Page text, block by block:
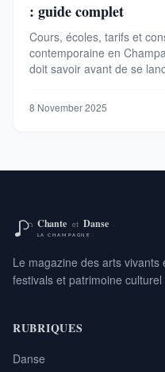
: guide complet
Cours, écoles, tarifs et
contemporaine en
doit savoir avant de se
8 November 2025
Le magazine des arts
festivals et patrimoine
RUBRIQUES
Danse